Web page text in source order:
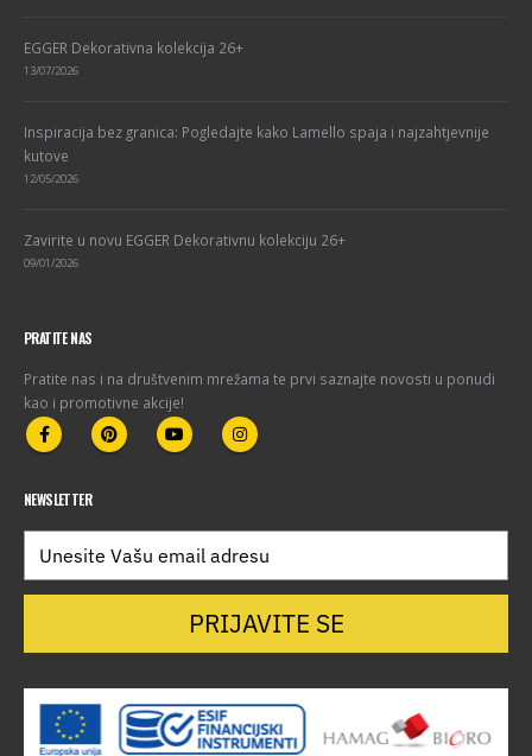
EGGER Dekorativna kolekcija 26+
13/07/2026
Inspiracija bez granica: Pogledajte kako Lamello spaja i najzahtjevnije
kutove
12/05/2026
Zavirite u novu EGGER Dekorativnu kolekciju 26+
09/01/2026
PRATITE NAS
Pratite nas i na društvenim mrežama te prvi saznajte novosti u ponudi
kao i promotivne akcije!
NEWSLETTER
PRIJAVITE SE